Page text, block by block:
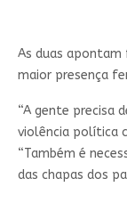
As duas
maior presença
“A gente precisa
violência política
“Também é
das chapas dos